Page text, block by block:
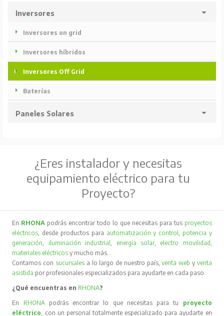
Inversores
Inversores on grid
Inversores híbridos
Inversores Off Grid
Baterías
Paneles Solares
¿Eres instalador y necesitas
equipamiento eléctrico para tu
Proyecto?
En RHONA podrás encontrar todo lo que necesitas para tus proyectos
eléctricos , desde productos para automatización y control
potencia y
generación
iluminación industrial energía solar, electro movilidad
materiales eléctricos y mucho más…
Contamos con sucursales a lo largo de nuestro país,venta web y venta
asistida por profesionales especializados para ayudarte en cada paso.
¿Qué encuentras en RHONA?
En RHONA podrás encontrar lo que necesitas para tu proyecto
eléctrico , con un personal totalmente especializado para ayudarte en